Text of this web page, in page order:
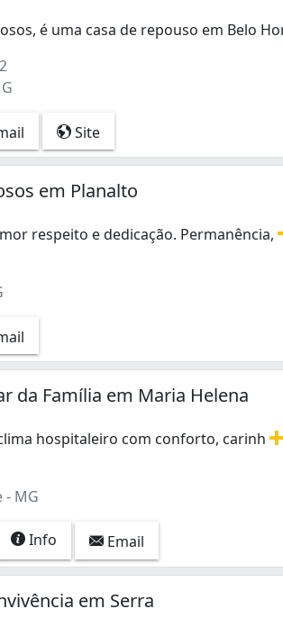
é uma casa de repouso em Belo
Site
em Planalto
respeito e dedicação. Permanência,
da Família em Maria Helena
hospitaleiro com conforto, carinh
- MG
Info Email
em Serra